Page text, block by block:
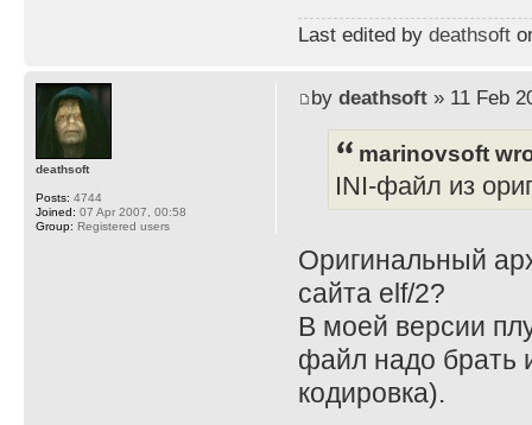
Last edited by deathsoft
by deathsoft» 11 Feb
marinovsoft
INI-файл из
Оригинальный
сайта elf/2?
В моей версии
файл надо брать
кодировка).
deathsoft
Posts: 4744
Joined: 07 Apr 2007, 00:58
Group: Registered users